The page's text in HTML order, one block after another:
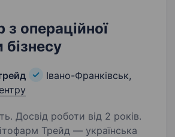
операційної
бізнесу
Івано-Франківськ,
Досвід роботи від 2 років.